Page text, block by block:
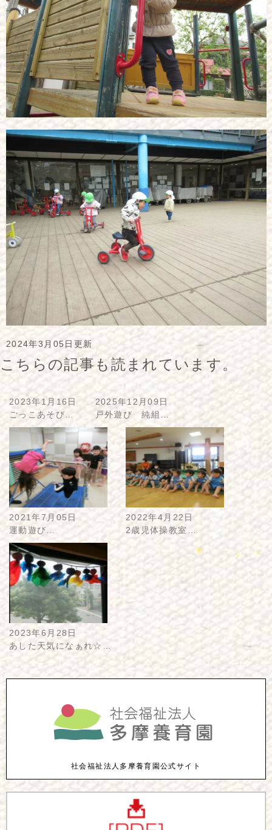
2024年3月05日更新
こちらの記事も読まれています。
2023年1月16日
ごっこあそび…
2025年12月09日
戸外遊び 純組…
2021年7月05日
運動遊び…
2022年4月22日
2歳児体操教室…
2023年6月28日
あした天気になぁれ☆…
社会福祉法人多摩養育園公式サイト